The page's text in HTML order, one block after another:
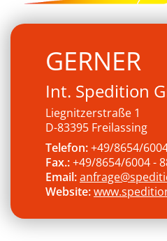
GERNER
Int. Spedition
Liegnitzerstraße 1
D-83395 Freilassing
Telefon:+49/8654/
Fax.:+49/8654/6004 -
Email:
Website: